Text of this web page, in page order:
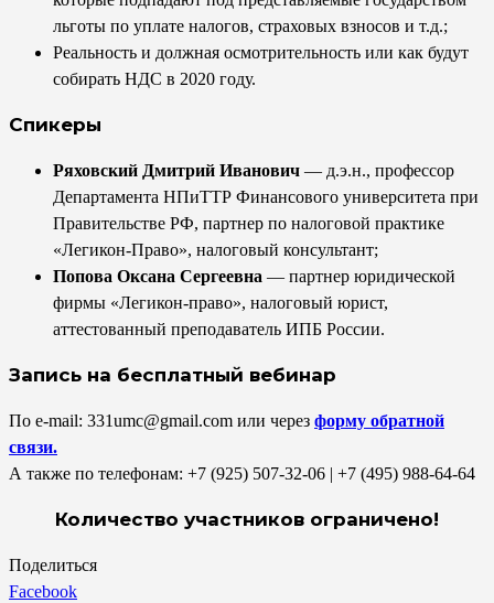
льготы по уплате налогов, страховых взносов и т.д.;
Реальность и должная осмотрительность или как будут
собирать НДС в 2020 году.
Спикеры
Ряховский Дмитрий Иванович — д.э.н., профессор
Департамента НПиТТР Финансового университета при
Правительстве РФ, партнер по налоговой практике
«Легикон-Право», налоговый консультант;
Попова Оксана Сергеевна — партнер юридической
фирмы «Легикон-право», налоговый юрист,
аттестованный преподаватель ИПБ России.
Запись на бесплатный вебинар
По e-mail: 331umc@gmail.com или через форму обратной
связи.
А также по телефонам: +7 (925) 507-32-06 | +7 (495) 988-64-64
Количество участников ограничено!
Поделиться
Facebook